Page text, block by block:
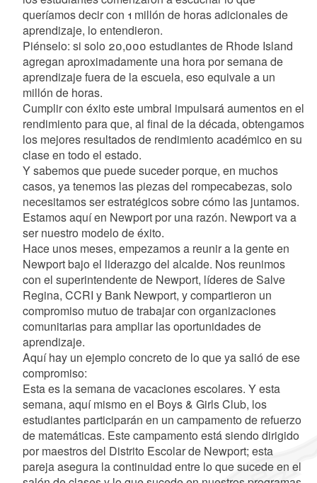
queríamos decir con 1 millón de horas adicionales de
aprendizaje, lo entendieron.
Piénselo: si solo 20,000 estudiantes de Rhode Island
agregan aproximadamente una hora por semana de
aprendizaje fuera de la escuela, eso equivale a un
millón de horas.
Cumplir con éxito este umbral impulsará aumentos en el
rendimiento para que, al final de la década, obtengamos
los mejores resultados de rendimiento académico en su
clase en todo el estado.
Y sabemos que puede suceder porque, en muchos
casos, ya tenemos las piezas del rompecabezas, solo
necesitamos ser estratégicos sobre cómo las juntamos.
Estamos aquí en Newport por una razón. Newport va a
ser nuestro modelo de éxito.
Hace unos meses, empezamos a reunir a la gente en
Newport bajo el liderazgo del alcalde. Nos reunimos
con el superintendente de Newport, líderes de Salve
Regina, CCRI y Bank Newport, y compartieron un
compromiso mutuo de trabajar con organizaciones
comunitarias para ampliar las oportunidades de
aprendizaje.
Aquí hay un ejemplo concreto de lo que ya salió de ese
compromiso:
Esta es la semana de vacaciones escolares. Y esta
semana, aquí mismo en el Boys & Girls Club, los
estudiantes participarán en un campamento de refuerzo
de matemáticas. Este campamento está siendo dirigido
por maestros del Distrito Escolar de Newport; esta
pareja asegura la continuidad entre lo que sucede en el